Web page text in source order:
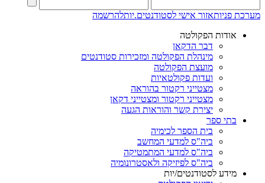
מערכת פניותאזור אישי לסטודנטים.יותלהרשמה
אודות הפקולטה
דבר הדקאן
מינהלת הפקולטה ומזכירות סטודנטים
מועצת הפקולטה
ועדות פקולטאיות
מצטייני רקטור בהוראה
מצטייני רקטור ומצטייני דקאן
יצירת קשר והוראות הגעה
בתי ספר
בית הספר לכימיה
ביה"ס למדעי המחשב
ביה"ס למדעי המתמטיקה
ביה"ס לפיזיקה ולאסטרונומיה
מידע לסטודנטים/יות